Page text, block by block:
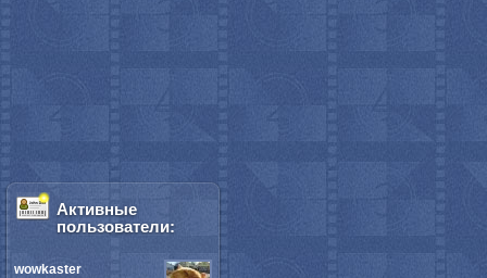
Активные
пользователи:
wowkaster